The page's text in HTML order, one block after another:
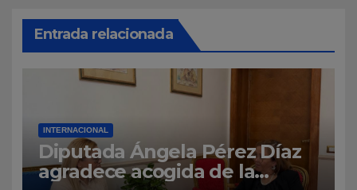
Entrada relacionada
INTERNACIONAL
Diputada Ángela Pérez Díaz
agradece acogida de la